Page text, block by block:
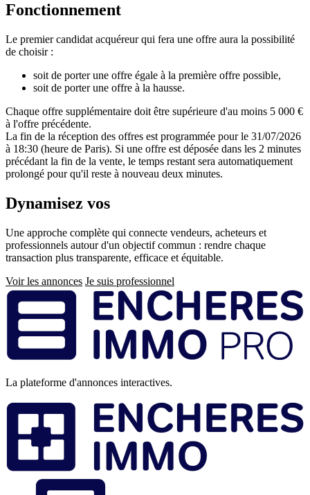
Fonctionnement
Le premier candidat acquéreur qui fera une offre aura la possibilité
de choisir :
soit de porter une offre égale à la première offre possible,
soit de porter une offre à la hausse.
Chaque offre supplémentaire doit être supérieure d'au moins 5 000 €
à l'offre précédente.
La fin de la réception des offres est programmée pour le 31/07/2026
à 18:30 (heure de Paris). Si une offre est déposée dans les 2 minutes
précédant la fin de la vente, le temps restant sera automatiquement
prolongé pour qu'il reste à nouveau deux minutes.
Dynamisez vos
Une approche complète qui connecte vendeurs, acheteurs et
professionnels autour d'un objectif commun : rendre chaque
transaction plus transparente, efficace et équitable.
Voir les annonces Je suis professionnel
Pied
de
page
La plateforme d'annonces interactives.